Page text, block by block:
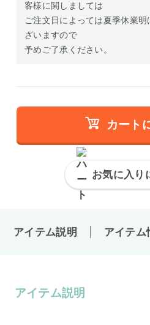
客様に関しましては
ご注文日によっては夏季休業
ざいますので
予めご了承ください。
カート
お気に入り
アイテム説明 アイテム
アイテム説明